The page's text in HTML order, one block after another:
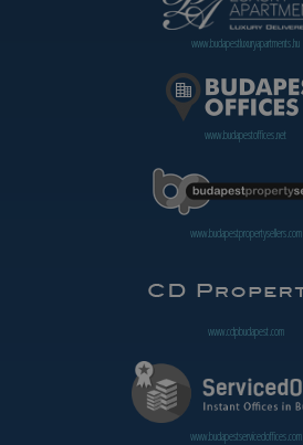
www.budapestluxuryapartments.hu
www.budapestoffices.net
www.budapestpropertysellers.com
www.cdpbudapest.com
www.budapestservicedoffices.com